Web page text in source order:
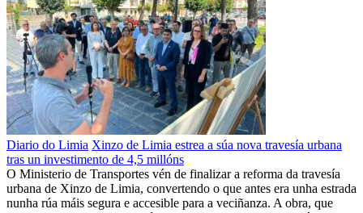
Diario do Limia Xinzo de Limia estrea a súa nova travesía urbana
tras un investimento de 4,5 millóns
O Ministerio de Transportes vén de finalizar a reforma da travesía
urbana de Xinzo de Limia, convertendo o que antes era unha estrada
nunha rúa máis segura e accesible para a veciñanza. A obra, que